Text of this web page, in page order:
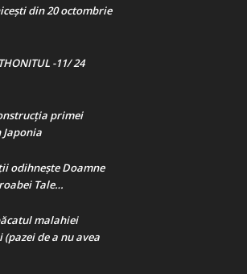
din 20 octombrie
-11/ 24
primei
odihnește Doamne
Tale…
malahiei
de a nu avea